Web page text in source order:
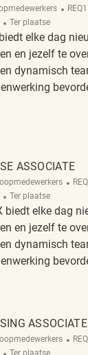
ReqId
Afgelegen
Ter plaatse
elke dag
en jezelf te
dynamisch
Associate
ASSOCIATE
Afgelegen
Ter plaatse
biedt elke dag
en jezelf te
dynamisch
Associate
ASSOCIATE
Afgelegen
Ter plaatse